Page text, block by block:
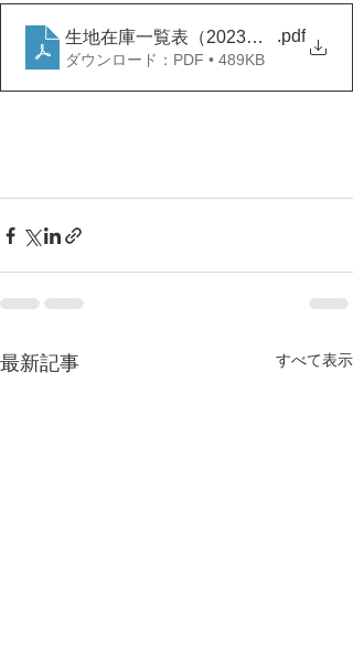
生地在庫一覧表（2023年7月７日）
.pdf
ダウンロード：PDF • 489KB
最新記事 すべて表示